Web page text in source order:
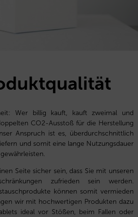
Wer billig kauft, kauft zweimal und
CO2-Ausstoß für die Herstellung
Anspruch ist es, überdurchschnittlich
und somit eine lange Nutzungsdauer
Seite sicher sein, dass Sie mit unseren
zufrieden sein werden.
können somit vermieden
wir mit hochwertigen Produkten dazu
ideal vor Stößen, beim Fallen oder